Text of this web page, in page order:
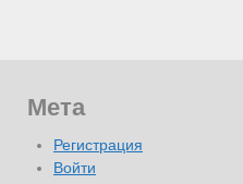
Мета
Регистрация
Войти